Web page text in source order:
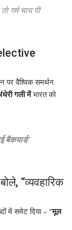
गर्म चाय पी
पर वैश्विक समर्थन
गली मेंभारत को
“व्यवहारिक
में समेट दिया –“मूल